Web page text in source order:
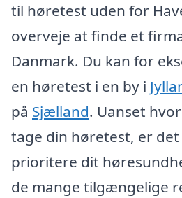
til høretest uden for
overveje at finde et
Danmark. Du kan for
en høretest i en by i
på Sjælland. Uanset
tage din høretest, er
prioritere dit
de mange tilgængelige